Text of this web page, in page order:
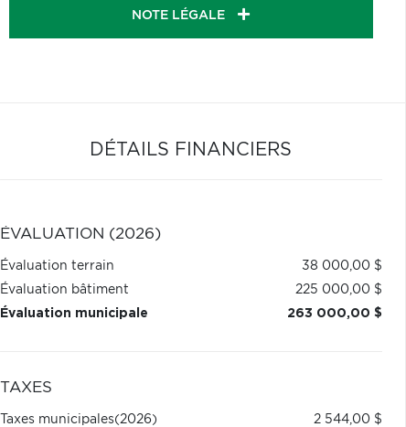
NOTE LÉGALE
DÉTAILS FINANCIERS
ÉVALUATION (2026)
Évaluation terrain
38 000,00 $
Évaluation bâtiment
225 000,00 $
Évaluation municipale
263 000,00 $
TAXES
Taxes municipales(2026)
2 544,00 $